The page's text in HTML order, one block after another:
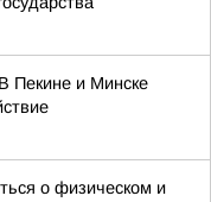
Пекине и Минске
о физическом и